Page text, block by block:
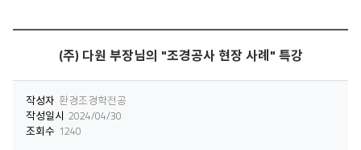
(주) 다원 부장님의 "조경공사 현장 사례" 특강
작성자 환경조경학전공
작성일시 2024/04/30
조회수 1240